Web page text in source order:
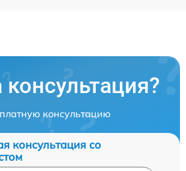
консультацию
консультация со